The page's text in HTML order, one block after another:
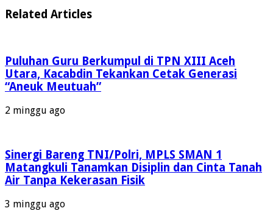
Related Articles
Puluhan Guru Berkumpul di TPN XIII Aceh
Utara, Kacabdin Tekankan Cetak Generasi
“Aneuk Meutuah”
2 minggu ago
Sinergi Bareng TNI/Polri, MPLS SMAN 1
Matangkuli Tanamkan Disiplin dan Cinta Tanah
Air Tanpa Kekerasan Fisik
3 minggu ago